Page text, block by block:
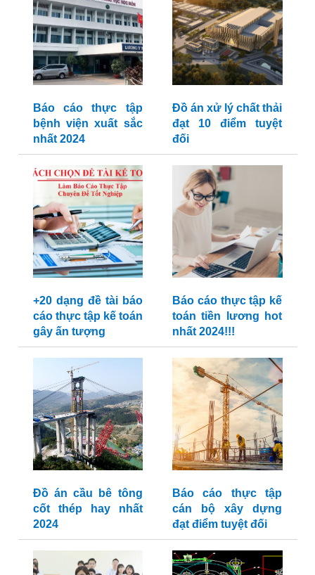
Báo cáo thực tập
bệnh viện xuất sắc
nhất 2024
Đồ án xử lý chất thải
đạt 10 điểm tuyệt
đối
+20 dạng đề tài báo
cáo thực tập kế toán
gây ấn tượng
Báo cáo thực tập kế
toán tiền lương hot
nhất 2024!!!
Đồ án cầu bê tông
cốt thép hay nhất
2024
Báo cáo thực tập
cán bộ xây dựng
đạt điểm tuyệt đối